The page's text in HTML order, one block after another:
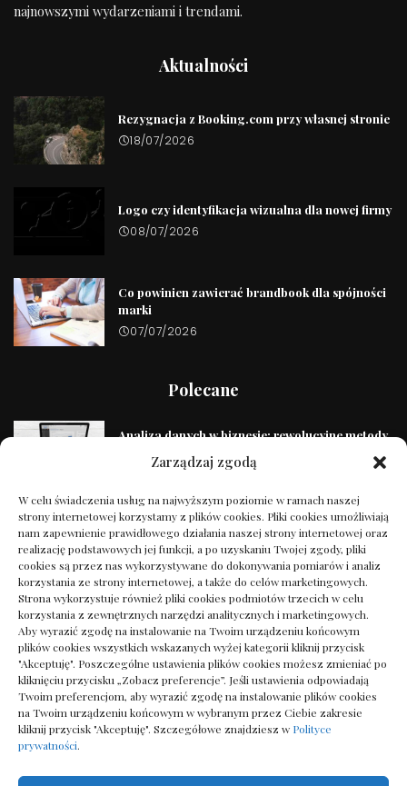
Zarządzaj zgodą
W celu świadczenia usług na najwyższym poziomie w ramach naszej
strony internetowej korzystamy z plików cookies. Pliki cookies umożliwiają
nam zapewnienie prawidłowego działania naszej strony internetowej oraz
realizację podstawowych jej funkcji, a po uzyskaniu Twojej zgody, pliki
cookies są przez nas wykorzystywane do dokonywania pomiarów i analiz
korzystania ze strony internetowej, a także do celów marketingowych.
Strona wykorzystuje również pliki cookies podmiotów trzecich w celu
korzystania z zewnętrznych narzędzi analitycznych i marketingowych.
Aby wyrazić zgodę na instalowanie na Twoim urządzeniu końcowym
plików cookies wszystkich wskazanych wyżej kategorii kliknij przycisk
"Akceptuję". Poszczególne ustawienia plików cookies możesz zmieniać po
kliknięciu przycisku „Zobacz preferencje”. Jeśli ustawienia odpowiadają
Twoim preferencjom, aby wyrazić zgodę na instalowanie plików cookies
na Twoim urządzeniu końcowym w wybranym przez Ciebie zakresie
kliknij przycisk "Akceptuję". Szczegółowe znajdziesz w Polityce
prywatności.
najnowszymi wydarzeniami i trendami.
Aktualności
Rezygnacja z Booking.com przy własnej stronie
18/07/2026
Logo czy identyfikacja wizualna dla nowej firmy
08/07/2026
Co powinien zawierać brandbook dla spójności
marki
07/07/2026
Polecane
Analiza danych w biznesie: rewolucyjne metody
17/10/2024
Na co pomaga nazywanie obrazków w zabawie:
mowa
12/02/2026
7 sekretów idealnej szafy kapsułowej – mniej
znaczy więcej!
30/09/2024
Jaka dachówka ceramiczna najlepsza?
21/04/2025